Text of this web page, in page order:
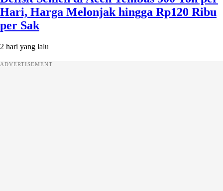
Hari, Harga Melonjak hingga Rp120 Ribu
per Sak
2 hari yang lalu
ADVERTISEMENT